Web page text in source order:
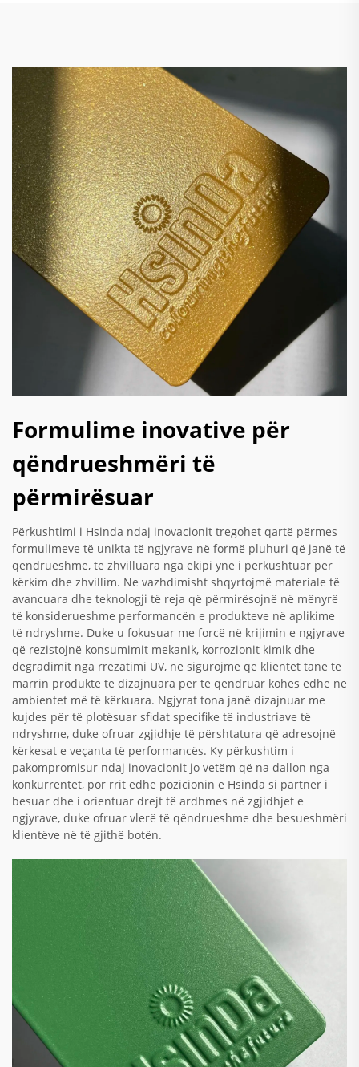
Formulime inovative për
qëndrueshmëri të
përmirësuar
Përkushtimi i Hsinda ndaj inovacionit tregohet qartë përmes
formulimeve të unikta të ngjyrave në formë pluhuri që janë të
qëndrueshme, të zhvilluara nga ekipi ynë i përkushtuar për
kërkim dhe zhvillim. Ne vazhdimisht shqyrtojmë materiale të
avancuara dhe teknologji të reja që përmirësojnë në mënyrë
të konsiderueshme performancën e produkteve në aplikime
të ndryshme. Duke u fokusuar me forcë në krijimin e ngjyrave
që rezistojnë konsumimit mekanik, korrozionit kimik dhe
degradimit nga rrezatimi UV, ne sigurojmë që klientët tanë të
marrin produkte të dizajnuara për të qëndruar kohës edhe në
ambientet më të kërkuara. Ngjyrat tona janë dizajnuar me
kujdes për të plotësuar sfidat specifike të industriave të
ndryshme, duke ofruar zgjidhje të përshtatura që adresojnë
kërkesat e veçanta të performancës. Ky përkushtim i
pakompromisur ndaj inovacionit jo vetëm që na dallon nga
konkurrentët, por rrit edhe pozicionin e Hsinda si partner i
besuar dhe i orientuar drejt të ardhmes në zgjidhjet e
ngjyrave, duke ofruar vlerë të qëndrueshme dhe besueshmëri
klientëve në të gjithë botën.